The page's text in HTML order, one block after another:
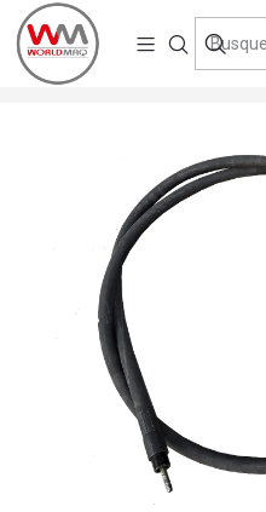
VENTA, ARRIENDO Y SERVICIO DE
CONSTRUCCIÓN, MINERÍA E
Inicio Productos Tecnología
Eje Flexible 4.0mt